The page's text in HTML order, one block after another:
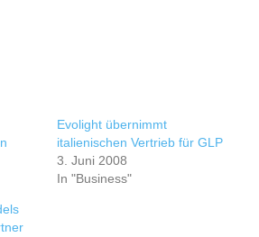
Evolight übernimmt
italienischen Vertrieb für GLP
3. Juni 2008
In "Business"